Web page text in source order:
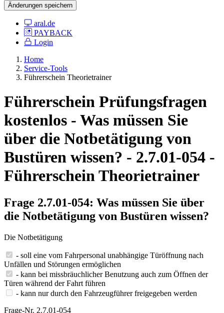
Änderungen speichern
aral.de
PAYBACK
Login
Home
Service-Tools
Führerschein Theorietrainer
Führerschein Prüfungsfragen
kostenlos - Was müssen Sie
über die Notbetätigung von
Bustüren wissen? - 2.7.01-054 -
Führerschein Theorietrainer
Frage 2.7.01-054: Was müssen Sie über
die Notbetätigung von Bustüren wissen?
Die Notbetätigung
- soll eine vom Fahrpersonal unabhängige Türöffnung nach
Unfällen und Störungen ermöglichen
- kann bei missbräuchlicher Benutzung auch zum Öffnen der
Türen während der Fahrt führen
- kann nur durch den Fahrzeugführer freigegeben werden
Frage-Nr. 2.7.01-054